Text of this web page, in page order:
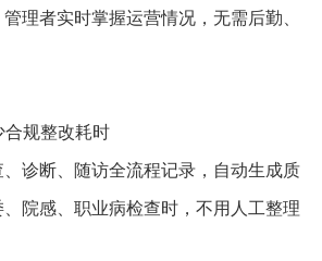
理者实时掌握运营情况，无需后勤、
合规整改耗时
诊断、随访全流程记录，自动生成质
院感、职业病检查时，不用人工整理